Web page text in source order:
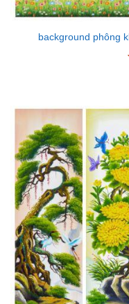
background phông